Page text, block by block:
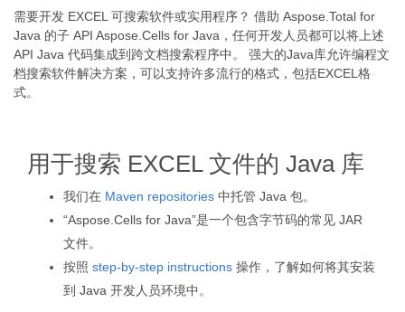
需要开发 EXCEL 可搜索软件或实用程序？ 借助 Aspose.Total for
Java 的子 API Aspose.Cells for Java，任何开发人员都可以将上述
API Java 代码集成到跨文档搜索程序中。 强大的Java库允许编程文
档搜索软件解决方案，可以支持许多流行的格式，包括EXCEL格
式。
用于搜索 EXCEL 文件的 Java 库
我们在 Maven repositories 中托管 Java 包。
“Aspose.Cells for Java”是一个包含字节码的常见 JAR
文件。
按照 step-by-step instructions 操作，了解如何将其安装
到 Java 开发人员环境中。